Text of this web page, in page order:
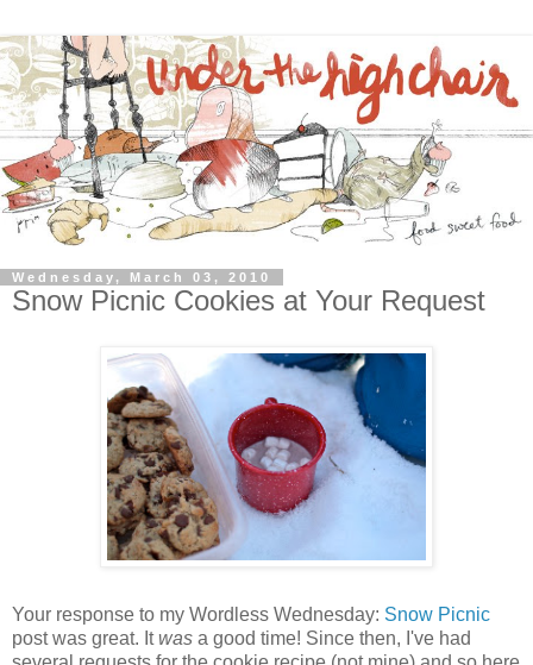
Wednesday, March 03, 2010
Snow Picnic Cookies at Your Request
Your response to my Wordless Wednesday: Snow Picnic
post was great. Itwas a good time! Since then, I've had